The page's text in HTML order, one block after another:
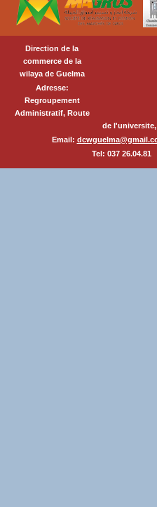
Direction de la
commerce de la
wilaya de Guelma
Adresse:
Regroupement
Administratif, Route
de l'universite,
Email:
Tel: 037